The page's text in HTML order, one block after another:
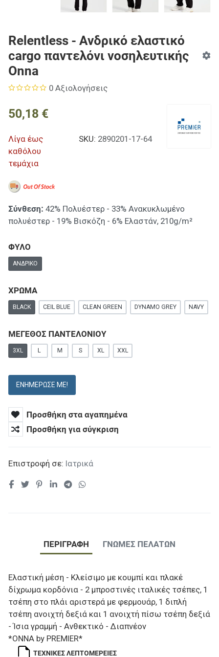
Relentless - Ανδρικό ελαστικό
cargo παντελόνι νοσηλευτικής
Onna
0 Αξιολογήσεις
50,18 €
Λίγα έως
καθόλου
τεμάχια
SKU: 2890201-17-64
Σύνθεση: 42% Πολυέστερ - 33% Ανακυκλωμένο
πολυέστερ - 19% Βισκόζη - 6% Ελαστάν, 210g/m²
ΦΥΛΟ
ΑΝΔΡΙΚΌ
ΧΡΩΜΑ
BLACK CEIL BLUE CLEAN GREEN DYNAMO GREY NAVY
ΜΕΓΕΘΟΣ ΠΑΝΤΕΛΟΝΙΟΥ
3XL L M S XL XXL
ΕΝΗΜΈΡΩΣΕ ΜΕ!
Προσθήκη στα αγαπημένα
Προσθήκη για σύγκριση
Επιστροφή σε: Ιατρικά
ΠΕΡΙΓΡΑΦΉ ΓΝΏΜΕΣ ΠΕΛΑΤΏΝ
Ελαστική μέση - Κλείσιμο με κουμπί και πλακέ
δίχρωμα κορδόνια - 2 μπροστινές ιταλικές τσέπες, 1
τσέπη στο πλάι αριστερά με φερμουάρ, 1 διπλή
τσέπη ανοιχτή δεξιά και 1 ανοιχτή πίσω τσέπη δεξιά
- Ίσια γραμμή - Ανθεκτικό - Διαπνέον
*ONNA by PREMIER*
ΤΕΧΝΙΚΈΣ ΛΕΠΤΟΜΈΡΕΙΕΣ